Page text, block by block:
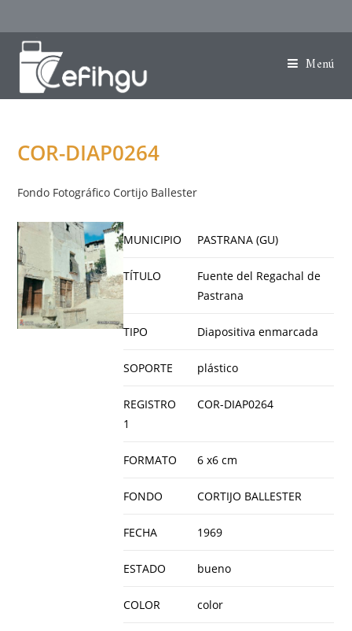
Menú
COR-DIAP0264
Fondo Fotográfico Cortijo Ballester
MUNICIPIO PASTRANA (GU)
TÍTULO
Fuente del Regachal de
Pastrana
TIPO Diapositiva enmarcada
SOPORTE plástico
REGISTRO
1
COR-DIAP0264
FORMATO 6 x6 cm
FONDO CORTIJO BALLESTER
FECHA 1969
ESTADO bueno
COLOR color